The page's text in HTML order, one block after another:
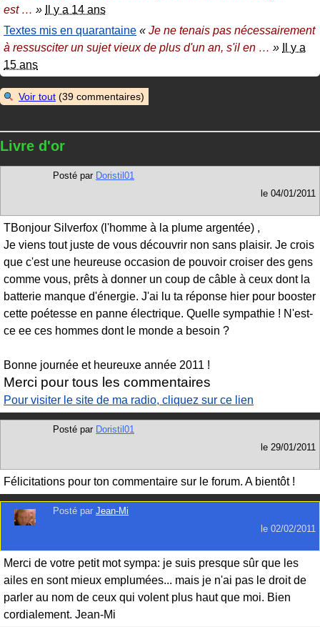
est … » Il y a 14 ans
Textes mis en quarantaine « Je ne tenais pas nécessairement
à ressusciter un sujet vieux de plus d'un an, s'il en … » Il y a
15 ans
Voir tout (39 commentaires)
Livre d'or
Posté par Doristil01
le 04/01/2011
TBonjour Silverfox (l'homme à la plume argentée) ,
Je viens tout juste de vous découvrir non sans plaisir. Je crois
que c'est une heureuse occasion de pouvoir croiser des gens
comme vous, prêts à donner un coup de câble à ceux dont la
batterie manque d'énergie. J'ai lu ta réponse hier pour booster
cette poétesse en panne électrique. Quelle sympathie ! N'est-
ce ee ces hommes dont le monde a besoin ?
Bonne journée et heureuxe année 2011 !
Merci pour tous les commentaires
Pour visiter le site de ma radio, cliquez sur ce lien
Posté par Doristil01
le 29/01/2011
Félicitations pour ton commentaire sur le forum. A bientôt !
Posté par Jean-Mi
le 02/02/2011
Merci de votre petit mot sympa: je suis presque sûr que les
ailes en sont mieux emplumées... mais je n'ai pas le droit de
parler au nom de ceux qui volent plus haut que moi. Bien
cordialement. Jean-Mi